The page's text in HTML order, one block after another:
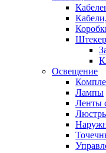
Освещение
Лампы
Ленты